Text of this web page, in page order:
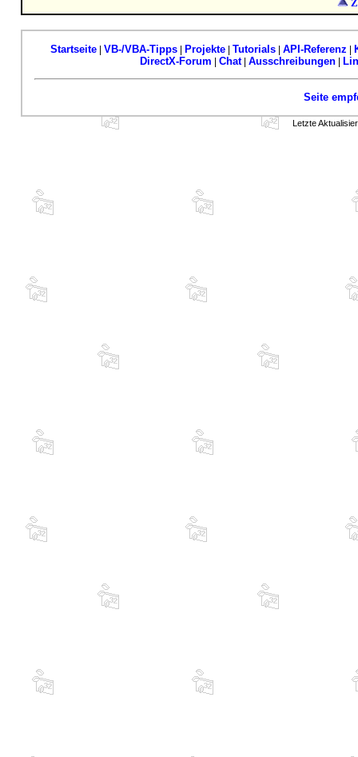
Startseite| VB-/VBA-Tipps| Projekte| Tutorials| API-Referenz
DirectX-Forum
Chat| Ausschreibungen
Seite
Letzte